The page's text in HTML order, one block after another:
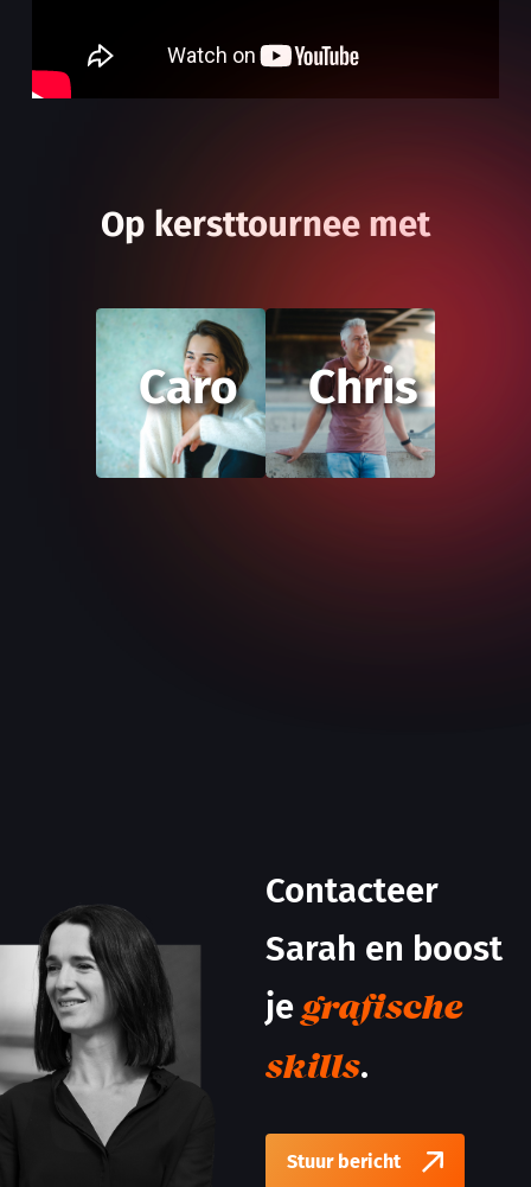
Op kersttournee met
Caro Chris
Contacteer
Sarah en boost
jegrafische
skills.
Stuur bericht